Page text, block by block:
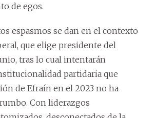
de egos.
espasmos se dan en el contexto
que elige presidente del
tras lo cual intentarán
partidaria que
de Efraín en el 2023 no ha
Con liderazgos